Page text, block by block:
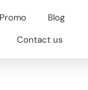
Blog
Contact us